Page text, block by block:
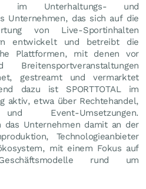
im Unterhaltungs- und
Unternehmen, das sich auf die
von Live-Sportinhalten
entwickelt und betreibt die
Plattformen, mit denen vor
gestreamt und vermarktet
dazu ist SPORTTOTAL im
aktiv, etwa über Rechtehandel,
und Event-Umsetzungen.
Unternehmen damit an der
Technologieanbieter
mit einem Fokus auf
rund um